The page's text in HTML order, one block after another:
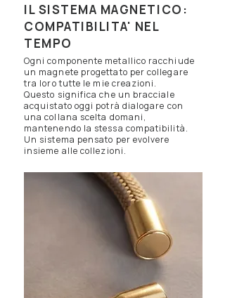
IL SISTEMA MAGNETICO:
COMPATIBILITA' NEL
TEMPO
​​Ogni componente metallico racchiude
un magnete progettato per collegare
tra loro tutte le mie creazioni.
Questo significa che un bracciale
acquistato oggi potrà dialogare con
una collana scelta domani,
mantenendo la stessa compatibilità.
Un sistema pensato per evolvere
insieme alle collezioni.